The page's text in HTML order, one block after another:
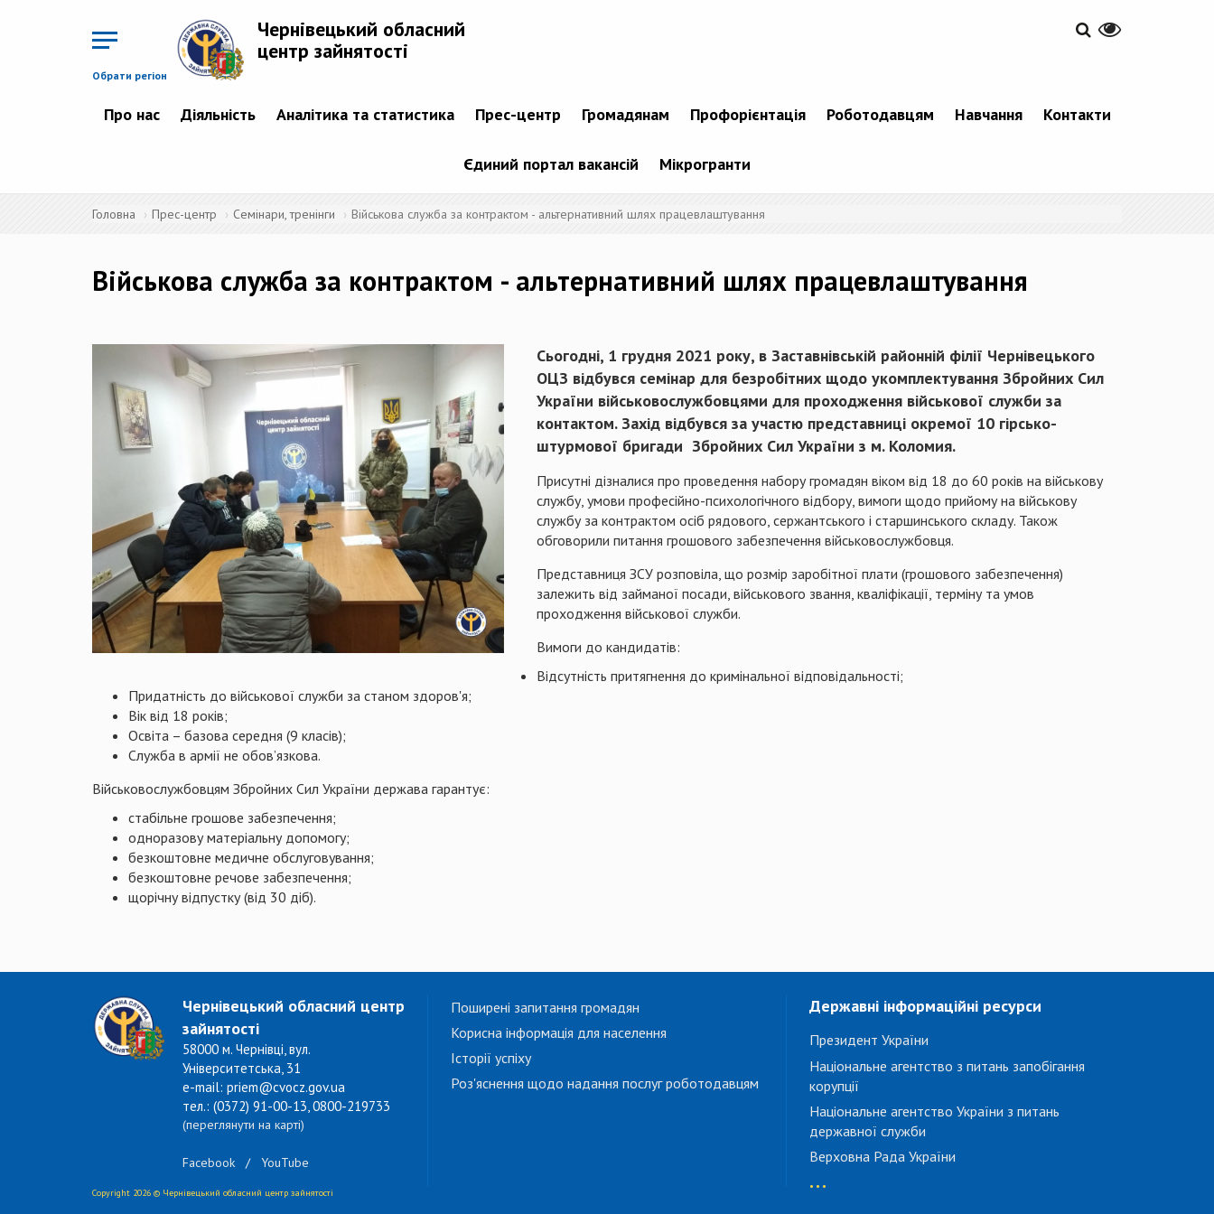
Обрати регіон
Чернівецький обласний
центр зайнятості
Про нас Діяльність Аналітика та статистика Прес-центр Громадянам Профорієнтація Роботодавцям Навчання Контакти
Єдиний портал вакансій Мікрогранти
Головна Прес-центр Семінари, тренінги Військова служба за контрактом - альтернативний шлях працевлаштування
Військова служба за контрактом - альтернативний шлях працевлаштування
Сьогодні, 1 грудня 2021 року, в Заставнівській районній філії Чернівецького
ОЦЗ відбувся семінар для безробітних щодо укомплектування Збройних Сил
України військовослужбовцями для проходження військової служби за
контактом. Захід відбувся за участю представниці окремої 10 гірсько-
штурмової бригади Збройних Сил України з м. Коломия.
Присутні дізналися про проведення набору громадян віком від 18 до 60 років на військову
службу, умови професійно-психологічного відбору, вимоги щодо прийому на військову
службу за контрактом осіб рядового, сержантського і старшинського складу. Також
обговорили питання грошового забезпечення військовослужбовця.
Представниця ЗСУ розповіла, що розмір заробітної плати (грошового забезпечення)
залежить від займаної посади, військового звання, кваліфікації, терміну та умов
проходження військової служби.
Вимоги до кандидатів:
Відсутність притягнення до кримінальної відповідальності;
Придатність до військової служби за станом здоров'я;
Вік від 18 років;
Освіта – базова середня (9 класів);
Служба в армії не обов’язкова.
Військовослужбовцям Збройних Сил України держава гарантує:
стабільне грошове забезпечення;
одноразову матеріальну допомогу;
безкоштовне медичне обслуговування;
безкоштовне речове забезпечення;
щорічну відпустку (від 30 діб).
Чернівецький обласний центр
зайнятості
58000 м. Чернівці, вул.
Університетська, 31
e-mail: priem@cvocz.gov.ua
тел.: (0372) 91-00-13, 0800-219733
(переглянути на карті)
Facebook / YouTube
Поширені запитання громадян
Корисна інформація для населення
Історії успіху
Роз'яснення щодо надання послуг роботодавцям
Державні інформаційні ресурси
Президент України
Національне агентство з питань запобігання
корупції
Національне агентство України з питань
державної служби
Верховна Рада України
...
Copyright 2026 © Чернівецький обласний центр зайнятості